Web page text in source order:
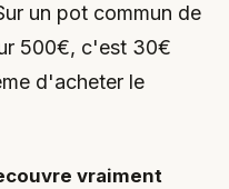
un pot commun de
500€, c'est 30€
d'acheter le
vraiment